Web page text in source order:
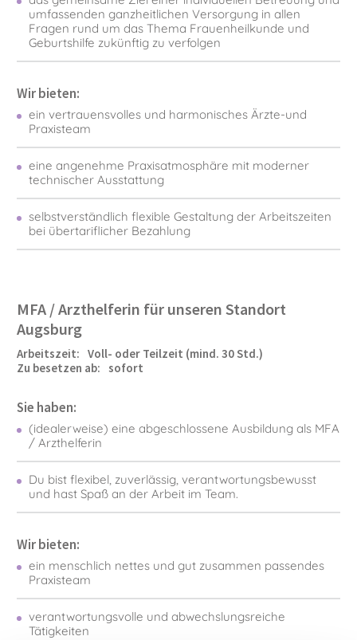
umfassenden ganzheitlichen Versorgung in allen
Fragen rund um das Thema Frauen­heilkunde und
Geburtshilfe zukünftig zu verfolgen
Wir bieten:
ein vertrauensvolles und harmonisches Ärzte-und
Praxisteam
eine angenehme Praxisatmosphäre mit moderner
technischer Ausstattung
selbstverständlich flexible Gestaltung der Arbeitszeiten
bei über­tariflicher Bezahlung
MFA / Arzthelferin für unseren Standort
Augsburg
Arbeitszeit: Voll- oder Teilzeit (mind. 30 Std.)
Zu besetzen ab: sofort
Sie haben:
(idealerweise) eine abgeschlossene Ausbildung als MFA
/ Arzthelferin
Du bist flexibel, zuverlässig, verantwortungsbewusst
und hast Spaß an der Arbeit im Team.
Wir bieten:
ein menschlich nettes und gut zusammen passendes
Praxisteam
verantwortungsvolle und abwechslungsreiche
Tätigkeiten